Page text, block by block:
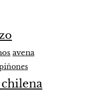
avena